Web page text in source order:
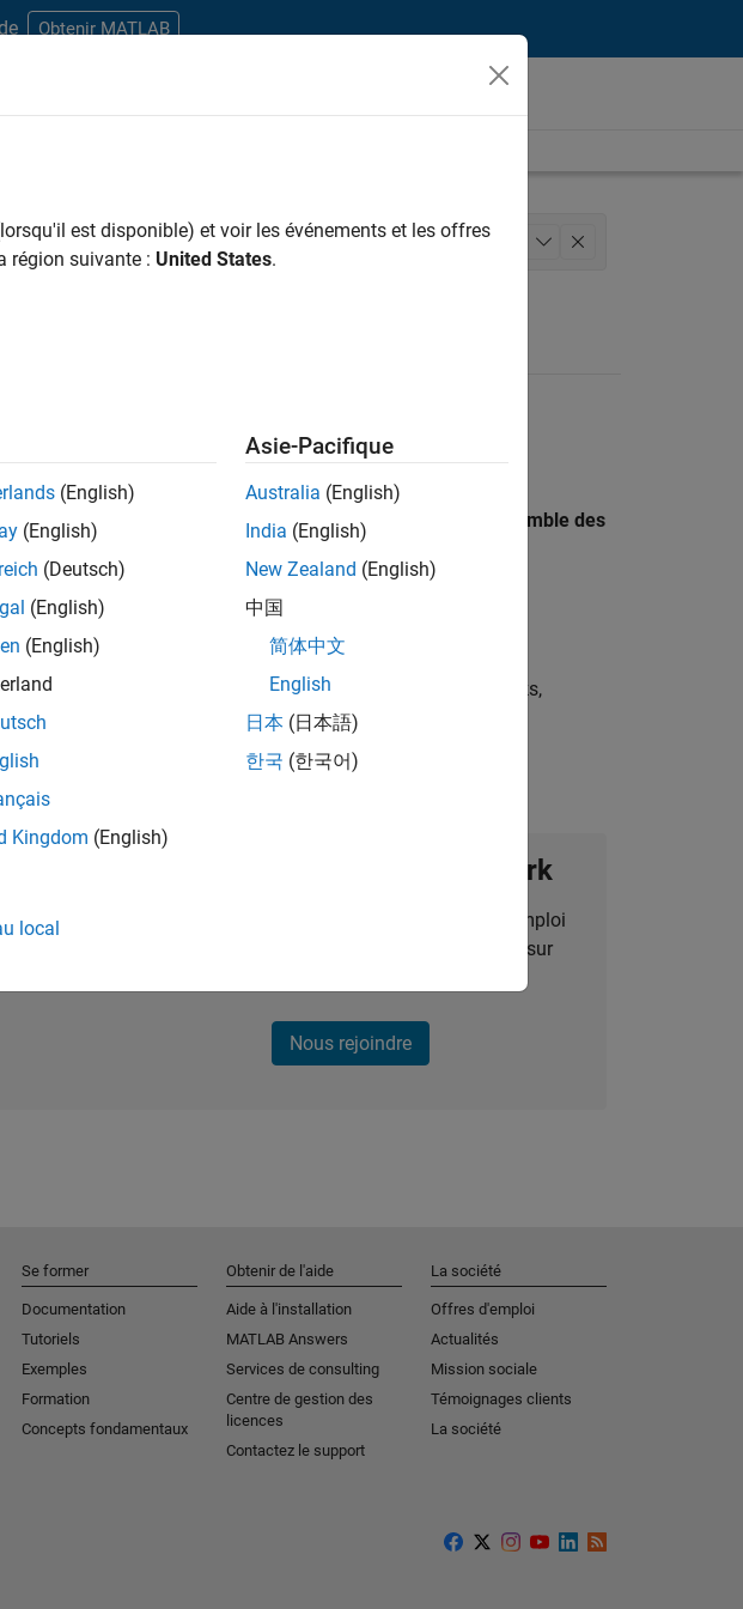
Obtenir MATLAB
et architecture Gestion des programmes
Effectuez une recherche par lieu pour trouver l’ensemble des
design and develop test strategies, scalable test frameworks,
Polyspace.
Rejoignez notre Talent Network
Recevez des alertes pour des opportunités d'emploi
personnalisées, des articles et des actualités sur
Nous rejoindre
est disponible) et voir les événements et les offres
région suivante : United States.
(English)
(English)
(Deutsch)
(English)
(English)
Kingdom (English)
Asie-Pacifique
Australia (English)
India (English)
New Zealand (English)
中国
简体中文
English
日本 (日本語)
한국 (한국어)
local
Se former
Documentation
Tutoriels
Exemples
Formation
Concepts fondamentaux
Obtenir de l'aide
Aide à l'installation
MATLAB Answers
Services de consulting
Centre de gestion des
licences
Contactez le support
La société
Offres d'emploi
Actualités
Mission sociale
Témoignages clients
La société